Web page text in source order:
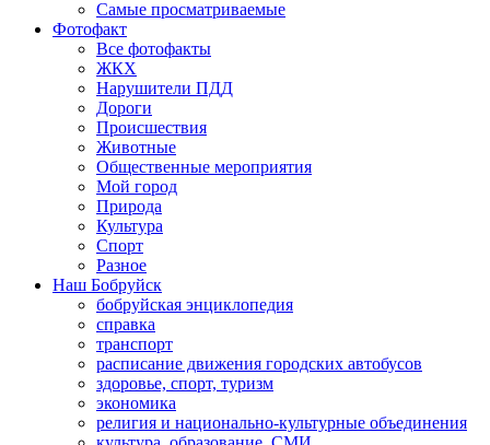
Самые просматриваемые
Фотофакт
Все фотофакты
ЖКХ
Нарушители ПДД
Дороги
Происшествия
Животные
Общественные мероприятия
Мой город
Природа
Культура
Спорт
Разное
Наш Бобруйск
бобруйская энциклопедия
справка
транспорт
расписание движения городских автобусов
здоровье, спорт, туризм
экономика
религия и национально-культурные объединения